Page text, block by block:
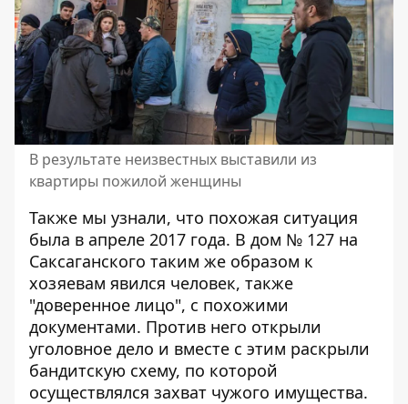
В результате неизвестных выставили из
квартиры пожилой женщины
Также мы узнали, что похожая ситуация
была в апреле 2017 года. В дом № 127 на
Саксаганского таким же образом к
хозяевам явился человек, также
"доверенное лицо", с похожими
документами. Против него открыли
уголовное дело и вместе с этим раскрыли
бандитскую схему, по которой
осуществлялся захват чужого имущества.